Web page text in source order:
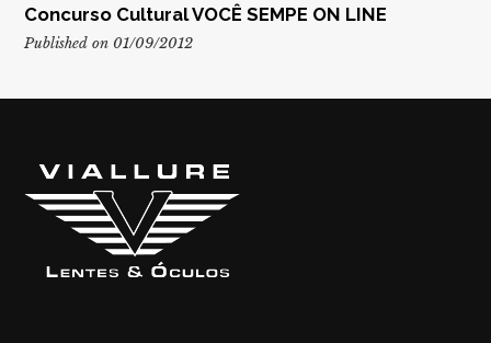
Concurso Cultural VOCÊ SEMPE ON LINE
Published on 01/09/2012